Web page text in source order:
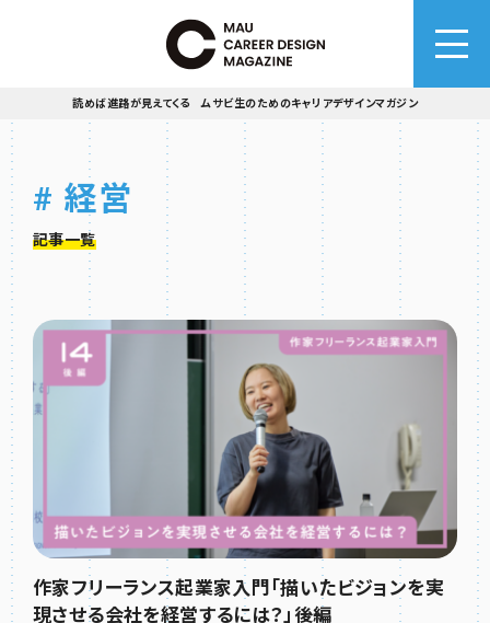
読めば進路が見えてくる ムサビ生のためのキャリアデザインマガジン
# 経営
記事一覧
作家フリーランス起業家入門「描いたビジョンを実
現させる会社を経営するには？」後編